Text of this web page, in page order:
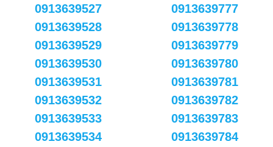
0913639527
0913639528
0913639529
0913639530
0913639531
0913639532
0913639533
0913639534
0913639777
0913639778
0913639779
0913639780
0913639781
0913639782
0913639783
0913639784